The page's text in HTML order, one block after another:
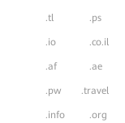
.tl .ps
.io .co.il
.af .ae
.pw .travel
.info .org